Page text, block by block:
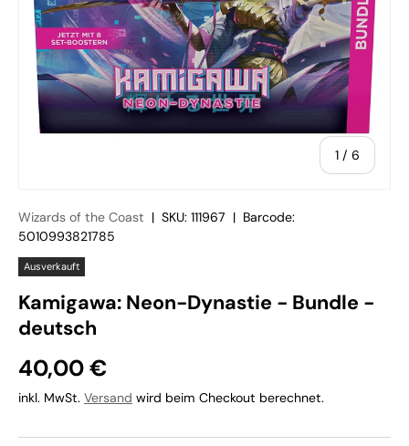
1 / von
6
Wizards of the Coast | SKU: 111967 | Barcode:
5010993821785
Ausverkauft
Kamigawa: Neon-Dynastie - Bundle -
deutsch
40,00 €
inkl. MwSt. Versand wird beim Checkout berechnet.